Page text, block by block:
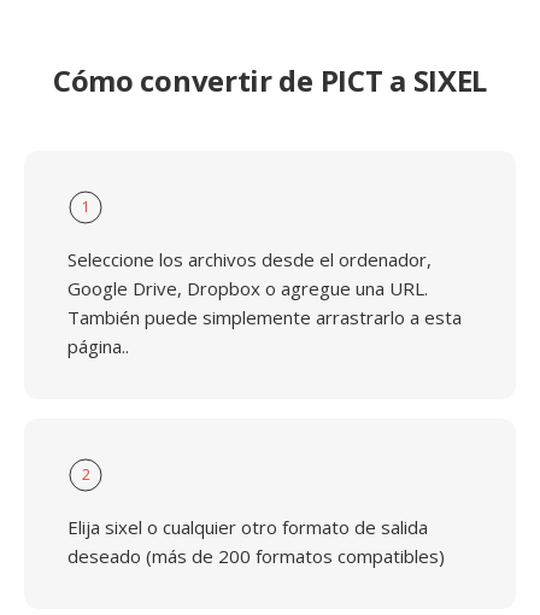
Cómo convertir de PICT a SIXEL
1
Seleccione los archivos desde el ordenador,
Google Drive, Dropbox o agregue una URL.
También puede simplemente arrastrarlo a esta
página..
2
Elija sixel o cualquier otro formato de salida
deseado (más de 200 formatos compatibles)